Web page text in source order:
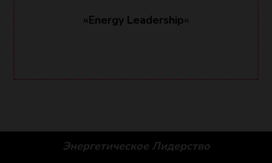
«Energy Leadership«
Энергетическое Лидерство